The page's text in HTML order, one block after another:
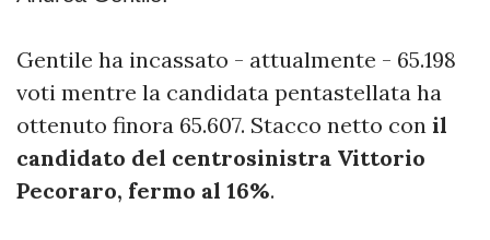
Gentile ha incassato - attualmente - 65.198
voti mentre la candidata pentastellata ha
ottenuto finora 65.607. Stacco netto con il
candidato del centrosinistra Vittorio
Pecoraro, fermo al 16%.